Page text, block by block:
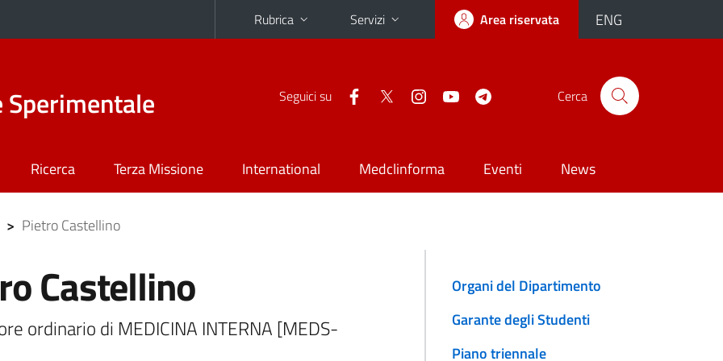
Rubrica Servizi Area riservata ENG
Sperimentale Seguici su Cerca
Ricerca Terza Missione International Medclinforma Eventi News
> Pietro Castellino
Castellino
ordinario di MEDICINA INTERNA [MEDS-
Organi del Dipartimento
Garante degli Studenti
Piano triennale